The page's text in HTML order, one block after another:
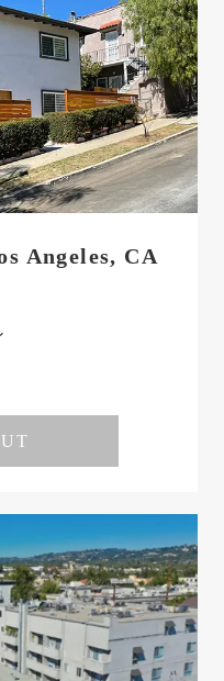
Angeles, CA